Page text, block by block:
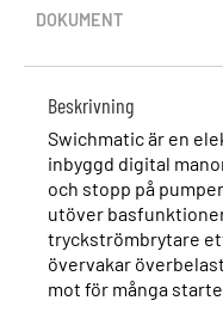
DOKUMENT
Beskrivning
Swichmatic är en
inbyggd digital
och stopp på
utöver
tryckströmbrytare
övervakar
mot för många